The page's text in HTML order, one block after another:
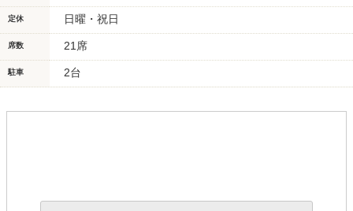
定休 日曜・祝日
席数 21席
駐車 2台